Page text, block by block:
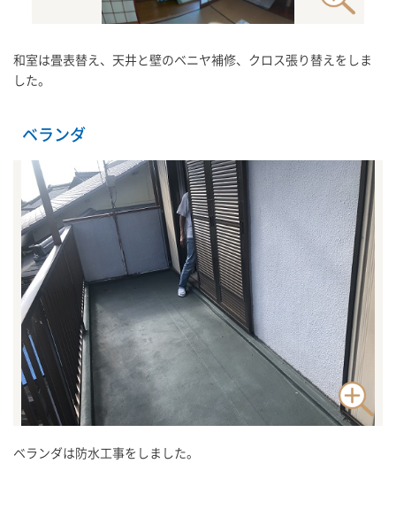
和室は畳表替え、天井と壁のベニヤ補修、クロス張り替えをしま
した。
ベランダ
ベランダは防水工事をしました。